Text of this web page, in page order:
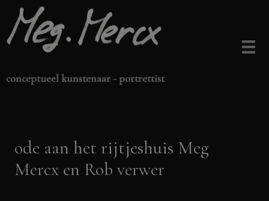
naar
de
conceptueel kunstenaar - portrettist
ode aan het rijtjeshuis Meg
Mercx en Rob verwer